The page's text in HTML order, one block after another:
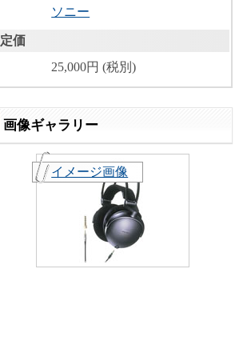
ソニー
定価
25,000円 (税別)
画像ギャラリー
イメージ画像